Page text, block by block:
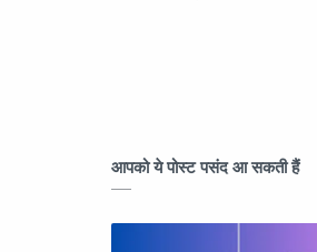
आपको ये पोस्ट पसंद आ सकती हैं